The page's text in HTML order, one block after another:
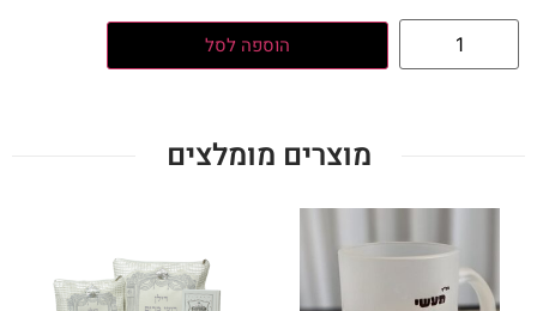
הוספה לסל
מוצרים מומלצים